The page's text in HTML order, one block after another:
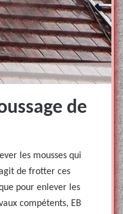
de
les mousses qui
de frotter ces
pour enlever les
compétents, EB